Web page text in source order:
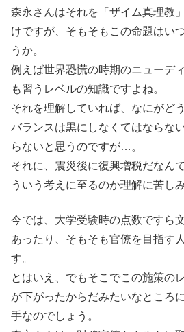
森永さんはそれを「ザイム真理教
けですが、そもそもこの命題はい
うか。
例えば世界恐慌の時期のニューデ
も習うレベルの知識ですよね。
それを理解していれば、なにがど
バランスは黒にしなくてはならな
らないと思うのですが…。
それに、震災後に復興増税だなん
ういう考えに至るのか理解に苦しみ
今では、大学受験時の点数ですら
あったり、そもそも官僚を目指す
す。
とはいえ、でもそこでこの施策の
が下がったからだみたいなところ
手なのでしょう。